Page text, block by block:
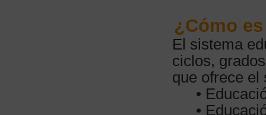
¿Cómo
El sistema
ciclos,
que ofrece el
•
•